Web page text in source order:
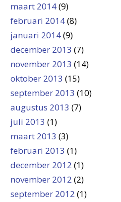
maart 2014(9)
februari 2014(8)
januari 2014(9)
december 2013 (7)
november 2013 (14)
oktober 2013 (15)
september 2013 (10)
augustus 2013 (7)
juli 2013 (1)
maart 2013 (3)
februari 2013 (1)
december 2012 (1)
november 2012 (2)
september 2012 (1)